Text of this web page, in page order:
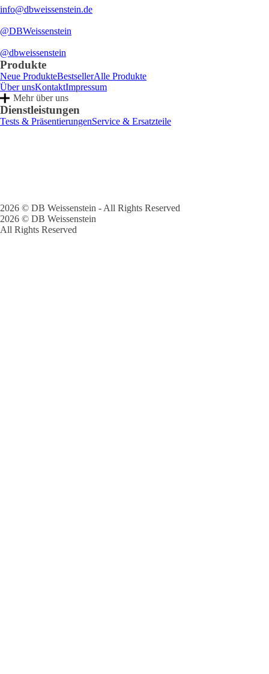
info@dbweissenstein.de
@DBWeissenstein
@dbweissenstein
Produkte
Neue ProdukteBestsellerAlle Produkte
Über unsKontaktImpressum
Mehr über uns
Dienstleistungen
Tests & PräsentierungenService & Ersatzteile
2026 © DB Weissenstein - All Rights Reserved
2026 © DB Weissenstein
All Rights Reserved